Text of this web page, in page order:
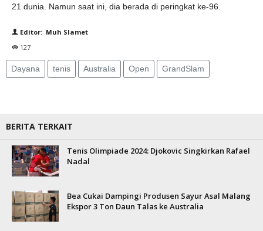
21 dunia. Namun saat ini, dia berada di peringkat ke-96.
Editor: Muh Slamet
127
Dayana tenis Australia Open GrandSlam
BERITA TERKAIT
Tenis Olimpiade 2024: Djokovic Singkirkan Rafael
Nadal
Bea Cukai Dampingi Produsen Sayur Asal Malang
Ekspor 3 Ton Daun Talas ke Australia